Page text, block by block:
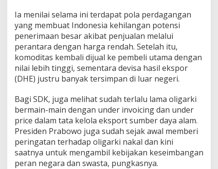
Ia menilai selama ini terdapat pola perdagangan
yang membuat Indonesia kehilangan potensi
penerimaan besar akibat penjualan melalui
perantara dengan harga rendah. Setelah itu,
komoditas kembali dijual ke pembeli utama dengan
nilai lebih tinggi, sementara devisa hasil ekspor
(DHE) justru banyak tersimpan di luar negeri.
Bagi SDK, juga melihat sudah terlalu lama oligarki
bermain-main dengan under invoicing dan under
price dalam tata kelola eksport sumber daya alam.
Presiden Prabowo juga sudah sejak awal memberi
peringatan terhadap oligarki nakal dan kini
saatnya untuk mengambil kebijakan keseimbangan
peran negara dan swasta, pungkasnya.